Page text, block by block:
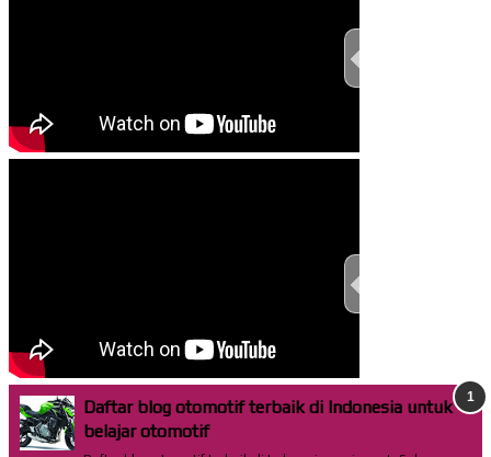
Daftar blog otomotif terbaik di Indonesia untuk
belajar otomotif